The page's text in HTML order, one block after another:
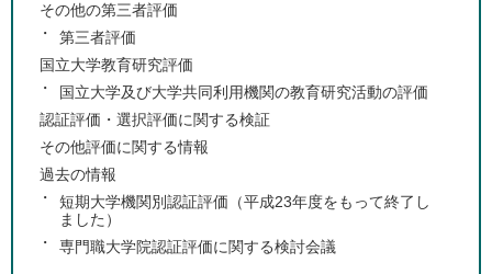
その他の第三者評価
第三者評価
国立大学教育研究評価
国立大学及び大学共同利用機関の教育研究活動の評価
認証評価・選択評価に関する検証
その他評価に関する情報
過去の情報
短期大学機関別認証評価（平成23年度をもって終了し
ました）
専門職大学院認証評価に関する検討会議